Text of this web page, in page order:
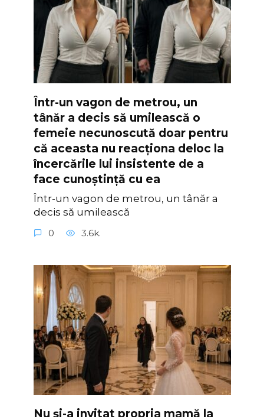
Într-un vagon de metrou, un
tânăr a decis să umilească o
femeie necunoscută doar pentru
că aceasta nu reacționa deloc la
încercările lui insistente de a
face cunoștință cu ea
Într-un vagon de metrou, un tânăr a
decis să umilească
0 3.6k.
Nu și-a invitat propria mamă la